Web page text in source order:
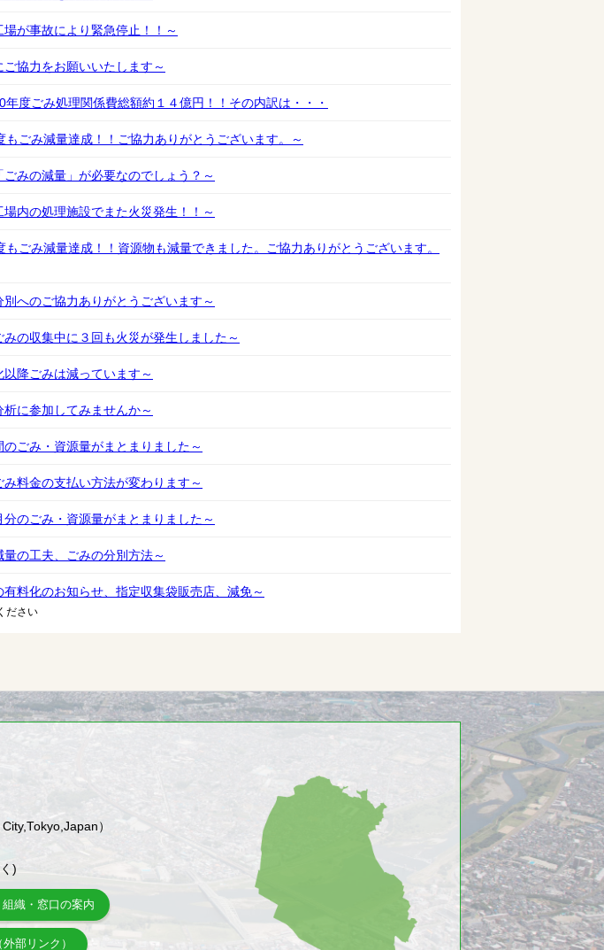
が事故により緊急停止！！～
協力をお願いいたします～
度ごみ処理関係費総額約１４億円！！その内訳は・・・
ごみ減量達成！！ご協力ありがとうございます。～
みの減量」が必要なのでしょう？～
内の処理施設でまた火災発生！！～
ごみ減量達成！！資源物も減量できました。ご協力ありがとうございます。
へのご協力ありがとうございます～
の収集中に３回も火災が発生しました～
降ごみは減っています～
に参加してみませんか～
ごみ・資源量がまとまりました～
料金の支払い方法が変わります～
のごみ・資源量がまとまりました～
の工夫、ごみの分別方法～
料化のお知らせ、指定収集袋販売店、減免～
ださい
City,Tokyo,Japan）
)
組織・窓口の案内
部リンク）